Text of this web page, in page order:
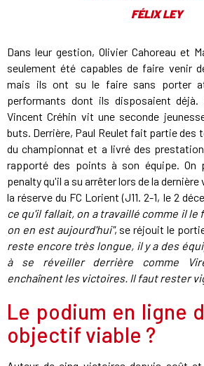
FÉLIX LEY
Dans leur gestion, Olivier Cahoreau et
seulement été capables de faire venir
mais ils ont su le faire sans porter
performants dont ils disposaient déjà.
Vincent Créhin vit une seconde
buts. Derrière, Paul Reulet fait partie des
du championnat et a livré des
rapporté des points à son équipe. On
penalty qu'il a su arrêter lors de la
la réserve du FC Lorient (J11. 2-1, le 2
ce qu'il fallait, on a travaillé comme il
on en est aujourd'hui", se réjouit le
reste encore très longue, il y a des
à se réveiller derrière comme
enchaînent les victoires. Il faut rester
Le podium en ligne
objectif viable ?